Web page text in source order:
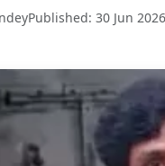
Published: 30 Jun 2026